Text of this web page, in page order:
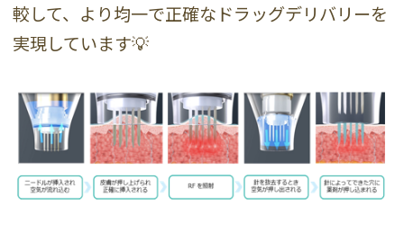
較して、より均一で正確なドラッグデリバリーを
実現しています💡